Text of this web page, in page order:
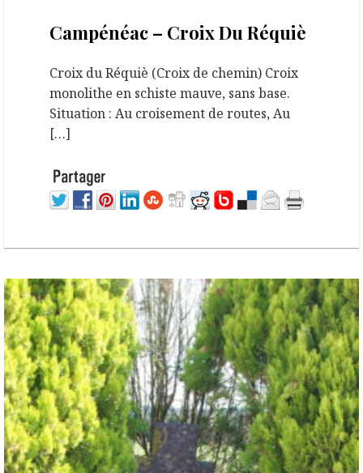
Campénéac – Croix Du Réquiè
Croix du Réquiè (Croix de chemin) Croix
monolithe en schiste mauve, sans base.
Situation : Au croisement de routes, Au
[…]